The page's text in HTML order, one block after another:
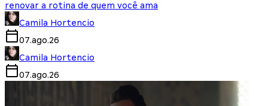
renovar a rotina de quem você ama
Camila Hortencio
07.ago.26
Camila Hortencio
07.ago.26